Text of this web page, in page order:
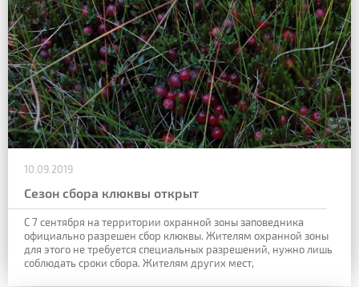
10.09.2019
Сезон сбора клюквы открыт
С 7 сентября на территории охранной зоны заповедника
официально разрешен сбор клюквы. Жителям охранной зоны
для этого не требуется специальных разрешений, нужно лишь
соблюдать сроки сбора. Жителям других мест,